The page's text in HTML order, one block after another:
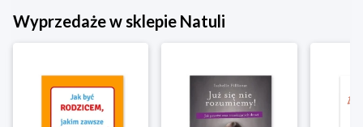
Wyprzedaże w sklepie Natuli